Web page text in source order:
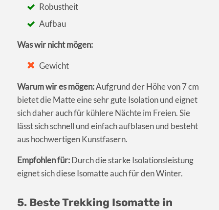
Robustheit
Aufbau
Was wir nicht mögen:
Gewicht
Warum wir es mögen:Aufgrund der Höhe von 7 cm
bietet die Matte eine sehr gute Isolation und eignet
sich daher auch für kühlere Nächte im Freien. Sie
lässt sich schnell und einfach aufblasen und besteht
aus hochwertigen Kunstfasern.
Empfohlen für:Durch die starke Isolationsleistung
eignet sich diese Isomatte auch für den Winter.
5. Beste Trekking Isomatte in